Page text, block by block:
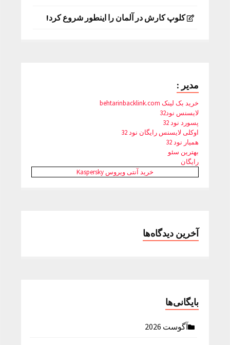
کلوپ کارش در آلمان را اینطور شروع کرد!
مدیر :
خرید بک لینک behtarinbacklink.com
لایسنس نود32
پسورد نود 32
اوکلی لایسنس رایگان نود 32
همیار نود 32
بهترین سئو
رایگان
خرید آنتی ویروس Kaspersky
آخرین دیدگاه‌ها
بایگانی‌ها
آگوست 2026